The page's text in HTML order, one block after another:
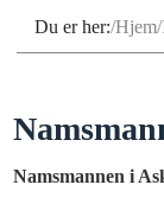
Du er her: Hjem
Namsmannen i